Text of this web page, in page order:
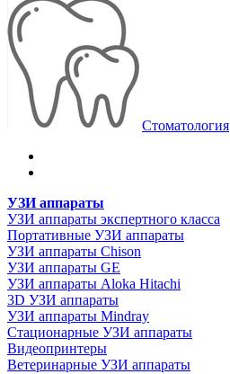
Стоматология
УЗИ аппараты
УЗИ аппараты экспертного класса
Портативные УЗИ аппараты
УЗИ аппараты Chison
УЗИ аппараты GE
УЗИ аппараты Aloka Hitachi
3D УЗИ аппараты
УЗИ аппараты Mindray
Стационарные УЗИ аппараты
Видеопринтеры
Ветеринарные УЗИ аппараты